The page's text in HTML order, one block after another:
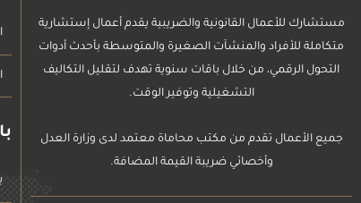
مستشارك للأعمال القانونية والضريبية يقدم أعمال إستشارية
متكاملة للأفراد والمنشآت الصغيرة والمتوسطة بأحدث أدوات
التحول الرقمي، من خلال باقات سنوية تهدف لتقليل التكاليف
التشغيلية وتوفير الوقت.
جميع الأعمال تقدم من مكتب محاماة معتمد لدى وزارة العدل
وأخصائي ضريبة القيمة المضافة.